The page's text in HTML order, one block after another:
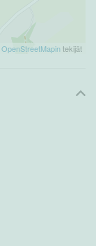
OpenStreetMapintekijät